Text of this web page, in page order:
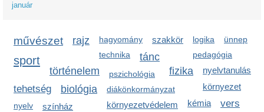
január
művészet rajz hagyomány szakkör
logika
technika
pedagógia
tánc
sport
történelem fizika nyelvtanulás
pszichológia
ünnep
környezet
tehetség biológia diákönkormányzat
környezetvédelem kémia vers
nyelv színház